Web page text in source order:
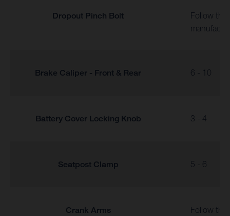
Dropout Pinch Bolt
Follow the
Brake Caliper - Front & Rear 6 - 10
Battery Cover Locking Knob 3 - 4
Seatpost Clamp 5 - 6
Crank Arms
Follow the